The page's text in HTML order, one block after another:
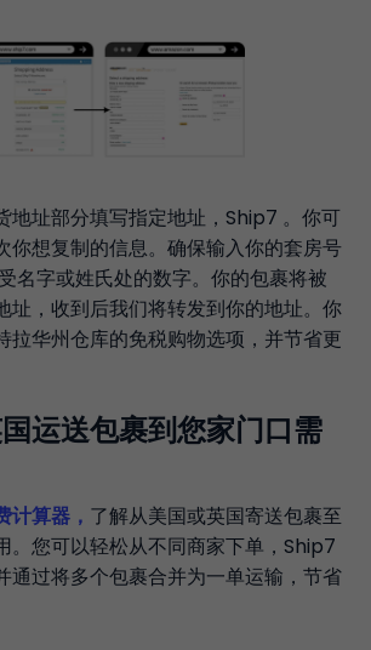
地址部分填写指定地址，Ship7 。你可
你想复制的信息。确保输入你的套房号
名字或姓氏处的数字。你的包裹将被
址，收到后我们将转发到你的地址。你
拉华州仓库的免税购物选项，并节省更
运送包裹到您家门口需
计算器， 了解从美国或英国寄送包裹至
。您可以轻松从不同商家下单，Ship7
通过将多个包裹合并为一单运输，节省